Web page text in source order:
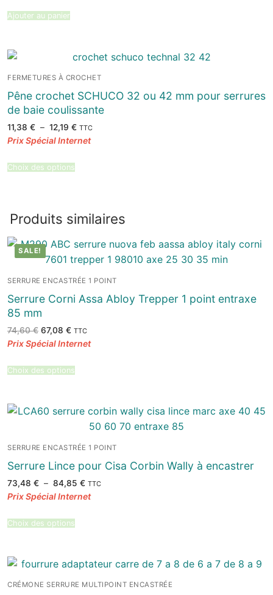
Ajouter au panier
FERMETURES À CROCHET
Pêne crochet SCHUCO 32 ou 42 mm pour serrures
de baie coulissante
11,38 € – 12,19 €Plage
prix :
TTC
Choix des options
Produits similaires
SALE!
SERRURE ENCASTRÉE 1 POINT
Serrure Corni Assa Abloy Trepper 1 point entraxe
85 mm
74,60€ Le
prix
initial
67,08 €Le
actuel
TTC
Choix des options
SERRURE ENCASTRÉE 1 POINT
Serrure Lince pour Cisa Corbin Wally à encastrer
73,48 € – 84,85 €Plage
prix :
TTC
Choix des options
CRÉMONE SERRURE MULTIPOINT ENCASTRÉE